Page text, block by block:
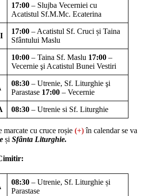
17:00 – Slujba Vecerniei cu
Acatistul Sf.M.Mc. Ecaterina
17:00 – Acatistul Sf. Cruci și Taina
Sfântului Maslu
10:00 – Taina Sf. Maslu 17:00 –
Vecernie şi Acatistul Bunei Vestiri
08:30 – Utrenie, Sf. Liturghie şi
Parastase 17:00 – Vecernie
08:30 – Utrenie si Sf. Liturghie
marcate cu cruce roșie (+)în calendar se va
și Sfânta Liturghie.
08:30 – Utrenie, Sf. Liturghie și
Parastase